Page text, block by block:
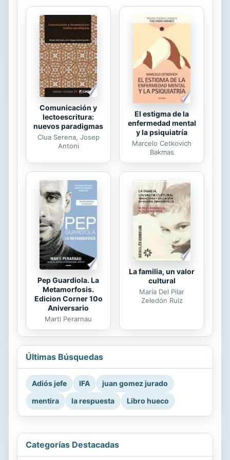
que buscó al mismo tiempo la
prosperidad económica y el
bienestar general.
Comunicación y
lectoescritura:
nuevos paradigmas
Clua Serena, Josep
Antoni
El estigma de la
enfermedad mental
y la psiquiatría
Marcelo Cetkovich
Bakmas
Pep Guardiola. La
Metamorfosis.
Edicion Corner 10o
Aniversario
Marti Perarnau
La familia, un valor
cultural
María Del Pilar
Zeledón Ruiz
Últimas Búsquedas
Adiós jefe IFA
juan gomez jurado
mentira
la respuesta Libro hueco
Categorías Destacadas